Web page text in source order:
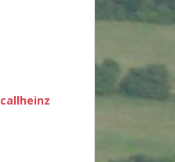
callheinz